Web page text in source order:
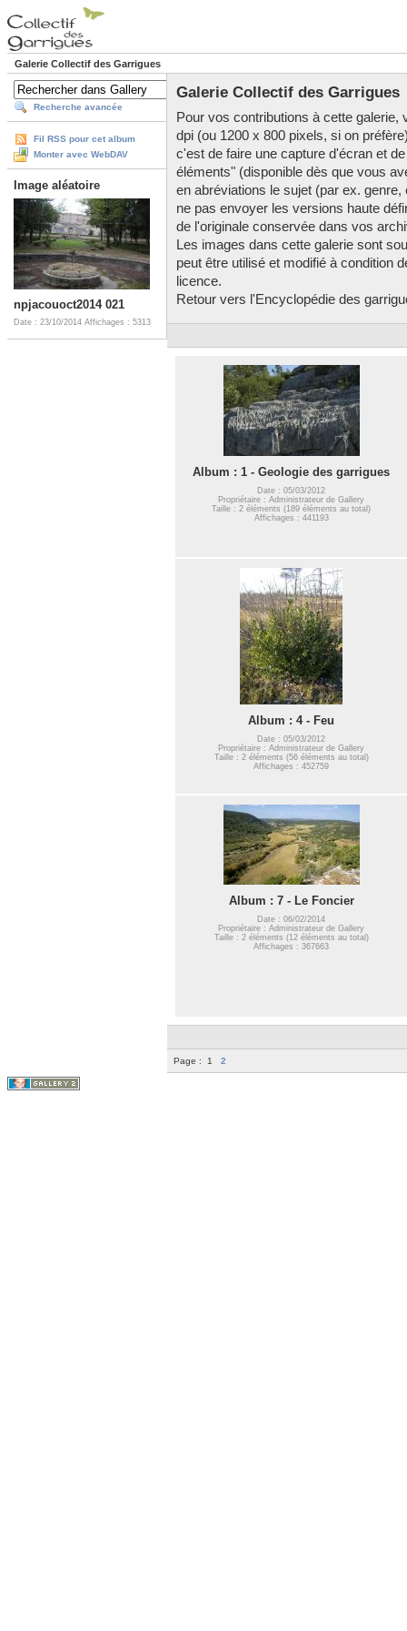
Galerie Collectif des Garrigues
Recherche avancée
Fil RSS pour cet album
Monter avec WebDAV
Image aléatoire
npjacouoct2014 021
Date : 23/10/2014 Affichages : 5313
Galerie Collectif des Garrigues
Pour vos contributions à cette
dpi (ou 1200 x 800 pixels, si on
c'est de faire une capture d'écran et
éléments" (disponible dès que vous
en abréviations le sujet (par ex.
ne pas envoyer les versions haute
de l'originale conservée dans vos
Les images dans cette galerie sont
peut être utilisé et modifié à condition
licence.
Retour vers l'Encyclopédie des
Album : 1 - Geologie des garrigues
Date : 05/03/2012
Propriétaire : Administrateur de Gallery
Taille : 2 éléments (189 éléments au total)
Affichages : 441193
Album : 4 - Feu
Date : 05/03/2012
Propriétaire : Administrateur de Gallery
Taille : 2 éléments (56 éléments au total)
Affichages : 452759
Album : 7 - Le Foncier
Date : 06/02/2014
Propriétaire : Administrateur de Gallery
Taille : 2 éléments (12 éléments au total)
Affichages : 367663
Page : 1 2